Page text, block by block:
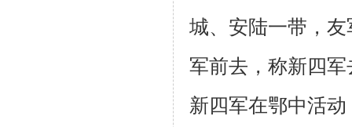
城、安陆一带，
军前去，称新四
新四军在鄂中活